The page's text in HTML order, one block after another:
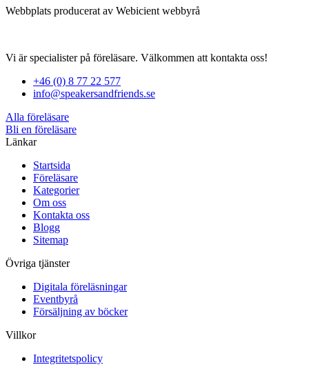
Webbplats producerat av Webicient webbyrå
Vi är specialister på föreläsare. Välkommen att kontakta oss!
+46 (0) 8 77 22 577
info@speakersandfriends.se
Alla föreläsare
Bli en föreläsare​
Länkar
Startsida
Föreläsare
Kategorier
Om oss
Kontakta oss
Blogg
Sitemap
Övriga tjänster
Digitala föreläsningar
Eventbyrå
Försäljning av böcker
Villkor
Integritetspolicy